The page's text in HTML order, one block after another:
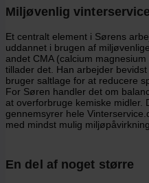
Miljøvenlig
Et centralt element i Sørens
uddannet i brugen af
andet CMA (calcium
tillader det. Han arbejder
bruger saltlage for at reducere
For Søren handler det om
at overforbruge kemiske midler.
gennemsyrer hele
med mindst mulig miljøpåvirkning.
En del af noget større